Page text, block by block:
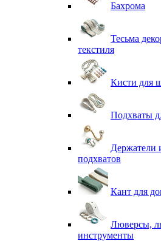
Бахрома
Тесьма
текстиля
Кисти для
Подхваты
Держатели
подхватов
Кант для
Люверсы,
инструменты